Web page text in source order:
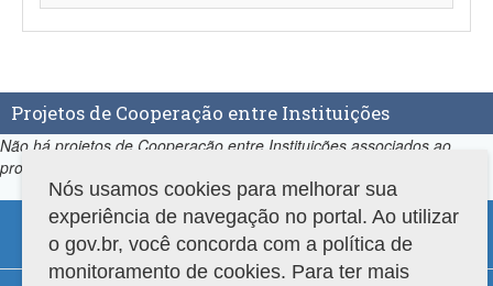
Projetos de Cooperação entre Instituições
Não há projetos de Cooperação entre Instituições associados ao
programa.
Nós usamos cookies para melhorar sua
experiência de navegação no portal. Ao utilizar
o gov.br, você concorda com a política de
monitoramento de cookies. Para ter mais